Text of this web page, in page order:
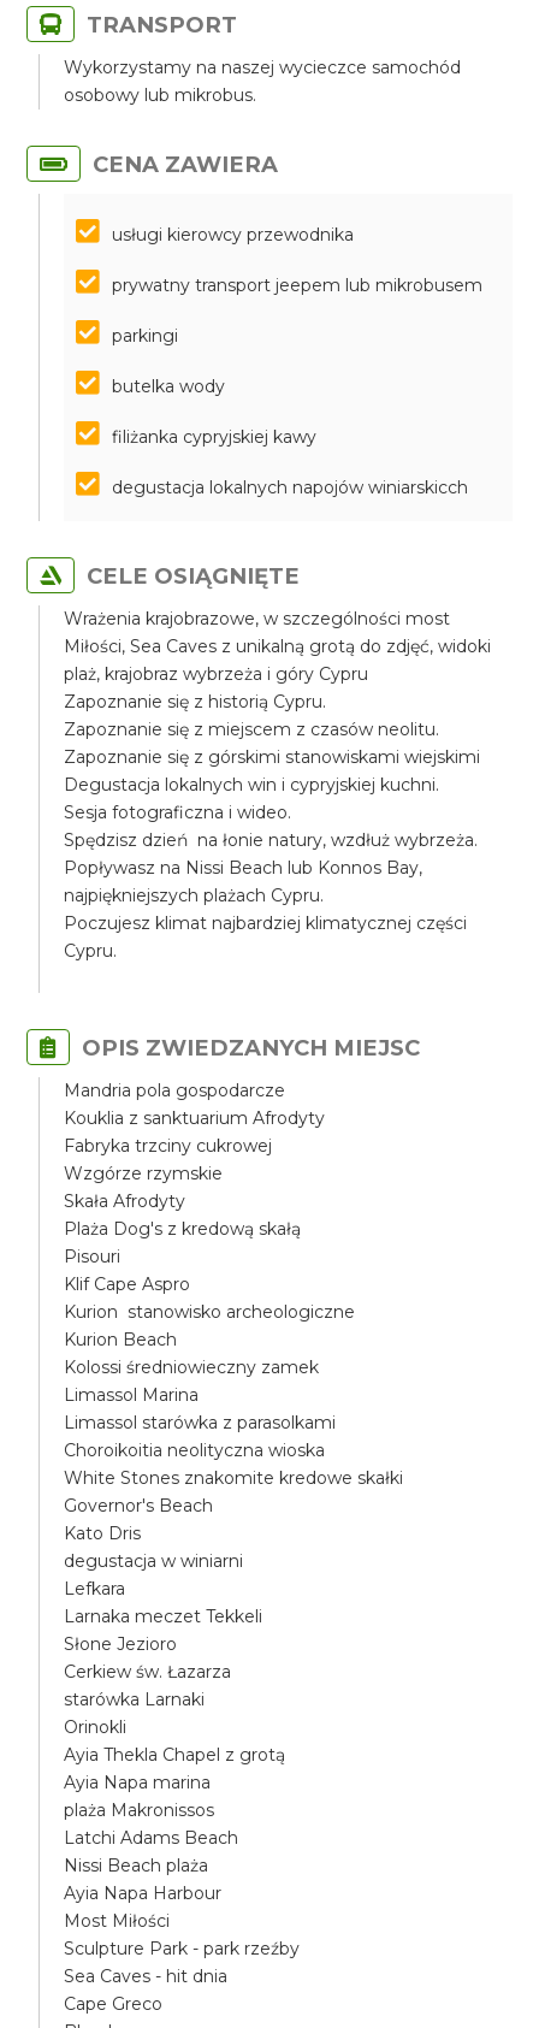
TRANSPORT
Wykorzystamy na naszej wycieczce samochód
osobowy lub mikrobus.
CENA ZAWIERA
usługi kierowcy przewodnika
prywatny transport jeepem lub mikrobusem
parkingi
butelka wody
filiżanka cypryjskiej kawy
degustacja lokalnych napojów winiarskicch
CELE OSIĄGNIĘTE
Wrażenia krajobrazowe, w szczególności most
Miłości, Sea Caves z unikalną grotą do zdjęć, widoki
plaż, krajobraz wybrzeża i góry Cypru
Zapoznanie się z historią Cypru.
Zapoznanie się z miejscem z czasów neolitu.
Zapoznanie się z górskimi stanowiskami wiejskimi
Degustacja lokalnych win i cypryjskiej kuchni.
Sesja fotograficzna i wideo.
Spędzisz dzień na łonie natury, wzdłuż wybrzeża.
Popływasz na Nissi Beach lub Konnos Bay,
najpiękniejszych plażach Cypru.
Poczujesz klimat najbardziej klimatycznej części
Cypru.
OPIS ZWIEDZANYCH MIEJSC
Mandria pola gospodarcze
Kouklia z sanktuarium Afrodyty
Fabryka trzciny cukrowej
Wzgórze rzymskie
Skała Afrodyty
Plaża Dog's z kredową skałą
Pisouri
Klif Cape Aspro
Kurion stanowisko archeologiczne
Kurion Beach
Kolossi średniowieczny zamek
Limassol Marina
Limassol starówka z parasolkami
Choroikoitia neolityczna wioska
White Stones znakomite kredowe skałki
Governor's Beach
Kato Dris
degustacja w winiarni
Lefkara
Larnaka meczet Tekkeli
Słone Jezioro
Cerkiew św. Łazarza
starówka Larnaki
Orinokli
Ayia Thekla Chapel z grotą
Ayia Napa marina
plaża Makronissos
Latchi Adams Beach
Nissi Beach plaża
Ayia Napa Harbour
Most Miłości
Sculpture Park - park rzeźby
Sea Caves - hit dnia
Cape Greco